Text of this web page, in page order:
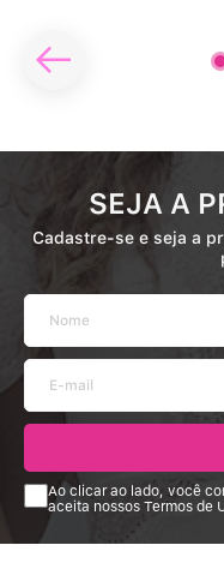
SEJA A
Cadastre-se e seja a
Ao clicar ao lado, você
aceita nossos Termos de